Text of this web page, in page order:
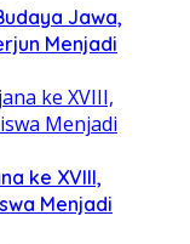
Jawa,
Menjadi
ke XVIII,
Menjadi